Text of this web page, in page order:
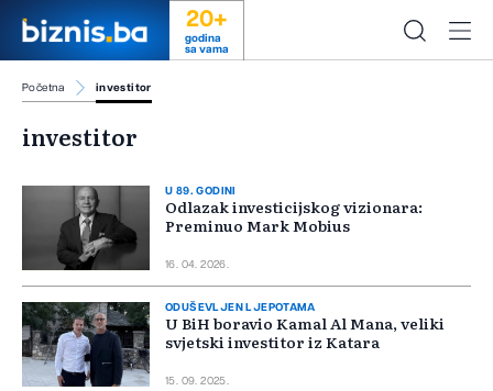
20+
godina
sa vama
Početna investitor
investitor
U 89. GODINI
Odlazak investicijskog vizionara:
Preminuo Mark Mobius
16. 04. 2026.
ODUŠEVLJEN LJEPOTAMA
U BiH boravio Kamal Al Mana, veliki
svjetski investitor iz Katara
15. 09. 2025.